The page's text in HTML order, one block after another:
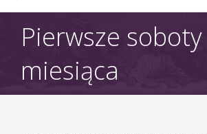
Pierwsze soboty
miesiąca